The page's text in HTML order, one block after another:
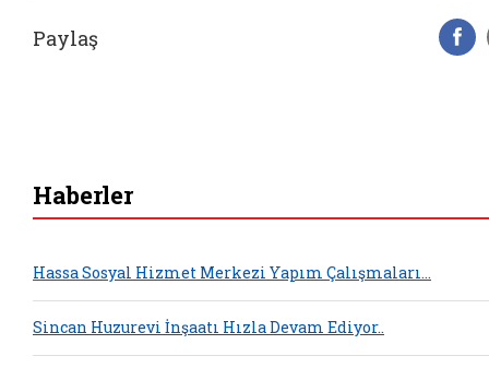
Paylaş
Haberler
Hassa Sosyal Hizmet Merkezi Yapım Çalışmaları...
Sincan Huzurevi İnşaatı Hızla Devam Ediyor..